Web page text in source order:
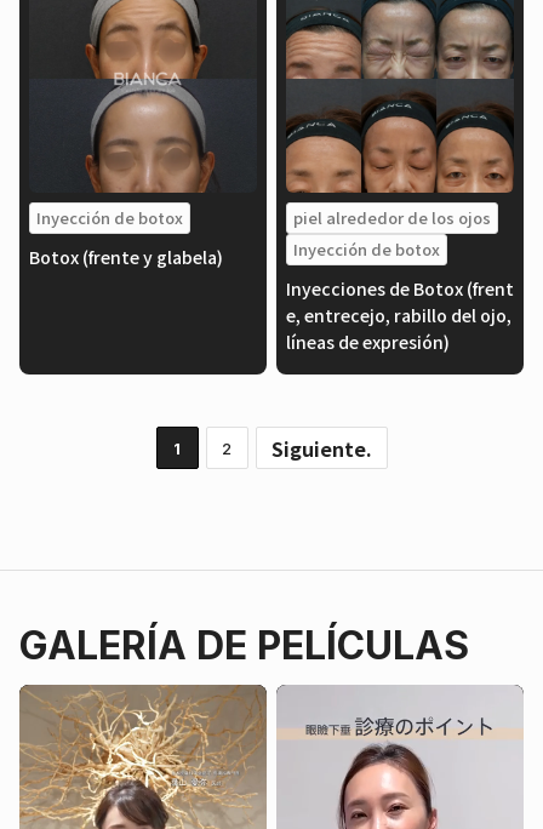
Inyección de botox
Botox (frente y glabela)
piel alrededor de los ojos
Inyección de botox
Inyecciones de Botox (frent
e, entrecejo, rabillo del ojo,
líneas de expresión)
1 2 Siguiente.
GALERÍA DE PELÍCULAS